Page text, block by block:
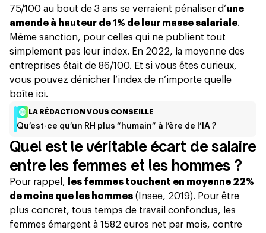
75/100 au bout de 3 ans se verraient pénaliser d’une
amende à hauteur de 1% de leur masse salariale.
Même sanction, pour celles qui ne publient tout
simplement pas leur index. En 2022, la moyenne des
entreprises était de 86/100. Et si vous êtes curieux,
vous pouvez dénicher l’index de n’importe quelle
boîte ici.
LA RÉDACTION VOUS CONSEILLE
Qu’est-ce qu’un RH plus “humain” à l’ère de l’IA ?
Quel est le véritable écart de salaire
entre les femmes et les hommes ?
Pour rappel,
les femmes touchent en moyenne 22%
de moins que les hommes (Insee, 2019). Pour être
plus concret, tous temps de travail confondus, les
femmes émargent à 1582 euros net par mois, contre